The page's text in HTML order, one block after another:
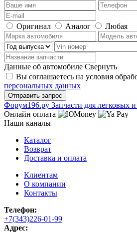
Оригинал Аналог Любая
Данные об автомобиле Свернуть
Вы соглашаетесь на условия
персональных данных
Фoрум196.ру Запчасти для легковых
Онлайн оплата
Наши каналы
Каталог
Возврат
Доставка и оплата
Клиентам
О компании
Контакты
Телефон:
+7(343)226-01-99
Адрес: